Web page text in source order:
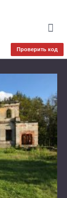
Проверить код